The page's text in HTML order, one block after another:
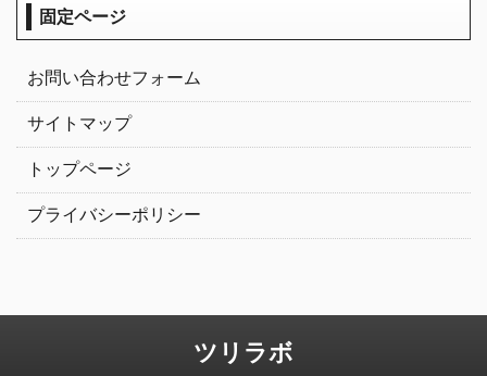
固定ページ
お問い合わせフォーム
サイトマップ
トップページ
プライバシーポリシー
ツリラボ